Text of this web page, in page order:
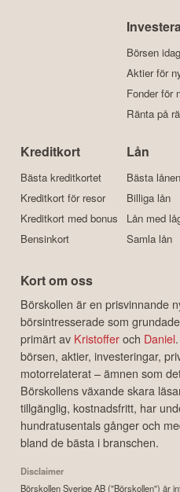
Börsen idag
Aktier för
Fonder för
Ränta på
Kreditkort
Bästa kreditkortet
Kreditkort för resor
Kreditkort med bonus
Bensinkort
Lån
Bästa lånen
Billiga lån
Lån med
Samla lån
Kort om oss
Börskollen är en prisvinnande
börsintresserade som
primärt av Kristofferoch Daniel
börsen, aktier, investeringar,
motorrelaterat – ämnen som
Börskollens växande skara
tillgänglig, kostnadsfritt, har
hundratusentals gånger och
bland de bästa i branschen.
Disclaimer
Börskollen Sverige AB ("Börskollen") är